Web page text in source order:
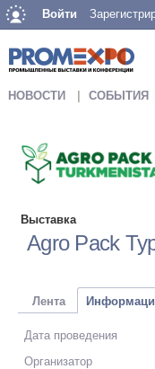
Войти
НОВОСТИ СОБЫТИЯ
Выставка
Agro Pack
Лента
Дата проведения
Организатор